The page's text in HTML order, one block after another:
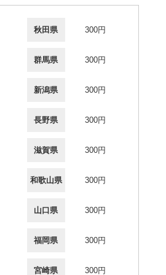
秋田県 300円
群馬県 300円
新潟県 300円
長野県 300円
滋賀県 300円
和歌山県 300円
山口県 300円
福岡県 300円
宮崎県 300円